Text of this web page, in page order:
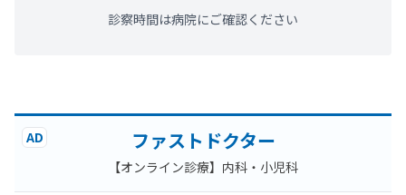
診察時間は病院にご確認ください
AD ファストドクター
【オンライン診療】内科・小児科